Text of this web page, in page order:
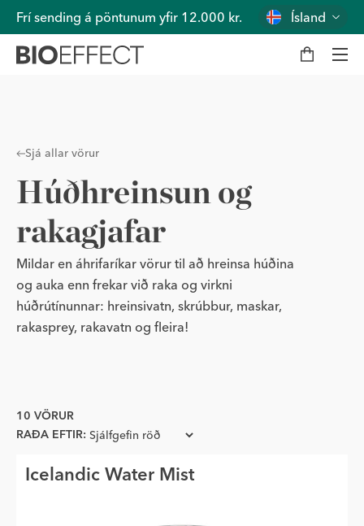
Ísland
Frí sending á pöntunum yfir 12.000 kr.
K a
Sjá allar vörur
Húðhreinsun og
rakagjafar
Mildar en áhrifaríkar vörur til að hreinsa húðina
og auka enn frekar við raka og virkni
húðrútínunnar: hreinsivatn, skrúbbur, maskar,
rakasprey, rakavatn og fleira!
10 VÖRUR
RAÐA EFTIR:
Icelandic Water Mist